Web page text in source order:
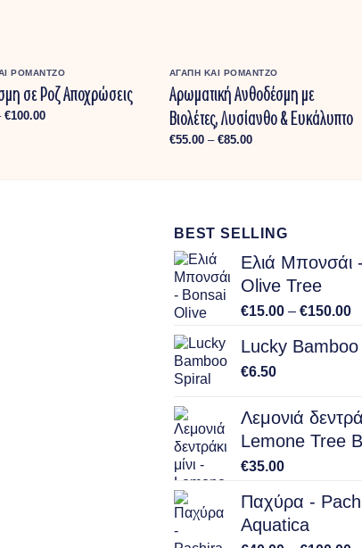
ΡΟΜΑΝΤΖΟ
σε Ροζ Αποχρώσεις
€100.00Price
ΑΓΑΠΗ ΚΑΙ ΡΟΜΑΝΤΖΟ
Αρωματική Ανθοδέσμη με
Βιολέτες, Λυσίανθο & Ευκάλυπτο
€55.00 – €85.00Price
BEST SELLING
Ελιά Μπονσάι
Olive Tree
€15.00 – €150.00
Lucky
€6.50
Λεμονιά
Lemone Tree
€35.00
Παχύρα -
Aquatica